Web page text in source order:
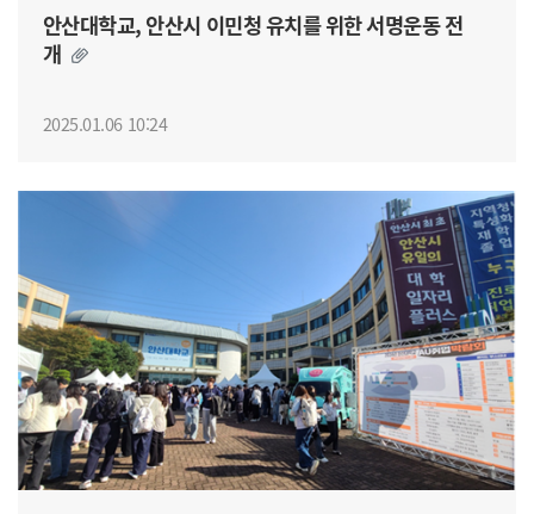
안산대학교, 안산시 이민청 유치를 위한 서명운동 전
개
2025.01.06 10:24